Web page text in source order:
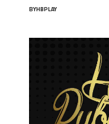
BYHBPLAY